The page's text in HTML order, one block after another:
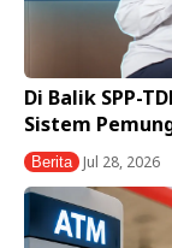
Di Balik SPP-
Sistem
Berita Jul 28, 2026